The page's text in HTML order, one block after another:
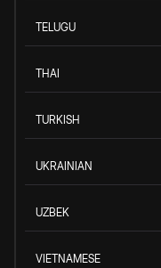
TELUGU
THAI
TURKISH
UKRAINIAN
UZBEK
VIETNAMESE